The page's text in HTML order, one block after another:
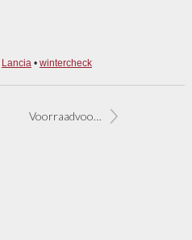
Lancia • wintercheck
Voorraadvoordeel Fiat